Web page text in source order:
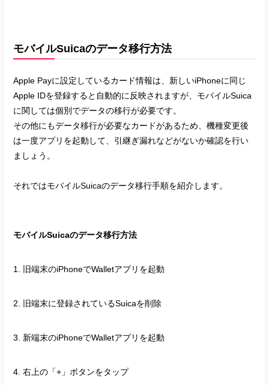
モバイルSuicaのデータ移行方法
Apple Payに設定しているカード情報は、新しいiPhoneに同じ
Apple IDを登録すると自動的に反映されますが、モバイルSuica
に関しては個別でデータの移行が必要です。
その他にもデータ移行が必要なカードがあるため、機種変更後
は一度アプリを起動して、引継ぎ漏れなどがないか確認を行い
ましょう。
それではモバイルSuicaのデータ移行手順を紹介します。
モバイルSuicaのデータ移行方法
1. 旧端末のiPhoneでWalletアプリを起動
2. 旧端末に登録されているSuicaを削除
3. 新端末のiPhoneでWalletアプリを起動
4. 右上の「+」ボタンをタップ